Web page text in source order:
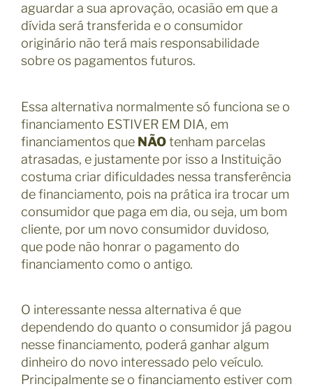
aguardar a sua aprovação, ocasião em que a
dívida será transferida e o consumidor
originário não terá mais responsabilidade
sobre os pagamentos futuros.
Essa alternativa normalmente só funciona se o
financiamento ESTIVER EM DIA, em
financiamentos que NÃOtenham parcelas
atrasadas, e justamente por isso a Instituição
costuma criar dificuldades nessa transferência
de financiamento, pois na prática ira trocar um
consumidor que paga em dia, ou seja, um bom
cliente, por um novo consumidor duvidoso,
que pode não honrar o pagamento do
financiamento como o antigo.
O interessante nessa alternativa é que
dependendo do quanto o consumidor já pagou
nesse financiamento, poderá ganhar algum
dinheiro do novo interessado pelo veículo.
Principalmente se o financiamento estiver com